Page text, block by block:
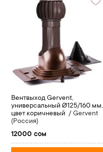
Вентвыход Gervent,
универсальный Ø125/160 мм,
цвет коричневый
Gervent
(Россия)
12000 сом